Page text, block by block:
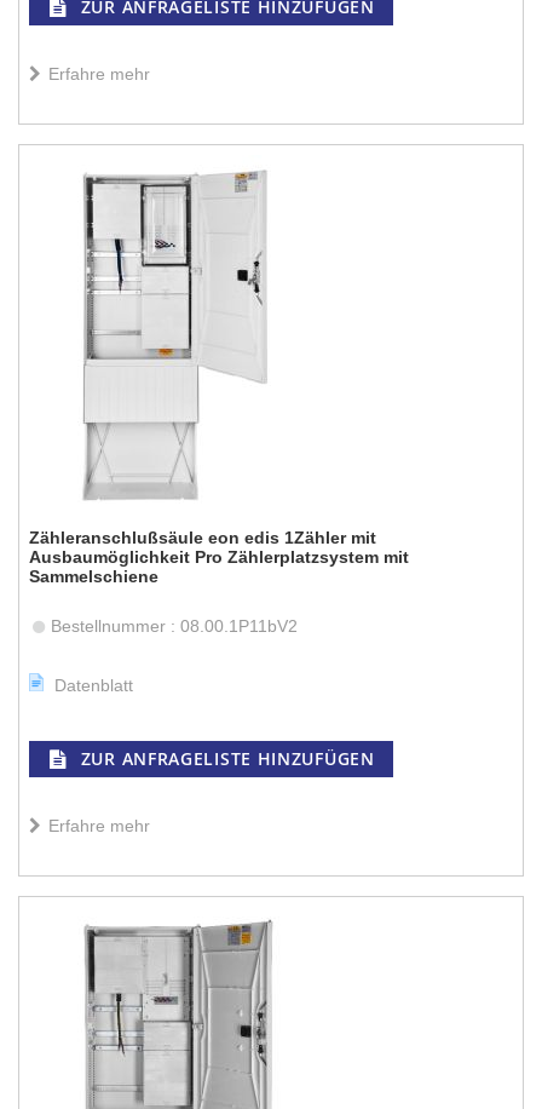
ZUR ANFRAGELISTE HINZUFÜGEN
Erfahre mehr
Zähleranschlußsäule eon edis 1Zähler mit
Ausbaumöglichkeit Pro Zählerplatzsystem mit
Sammelschiene
Bestellnummer : 08.00.1P11bV2
Datenblatt
ZUR ANFRAGELISTE HINZUFÜGEN
Erfahre mehr